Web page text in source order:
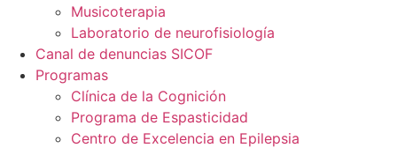
Musicoterapia
Laboratorio de neurofisiología
Canal de denuncias SICOF
Programas
Clínica de la Cognición
Programa de Espasticidad
Centro de Excelencia en Epilepsia